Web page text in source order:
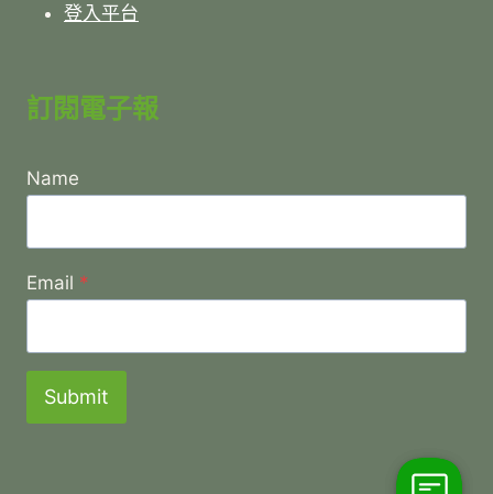
登入平台
訂閱電子報
Name
Email *
Submit